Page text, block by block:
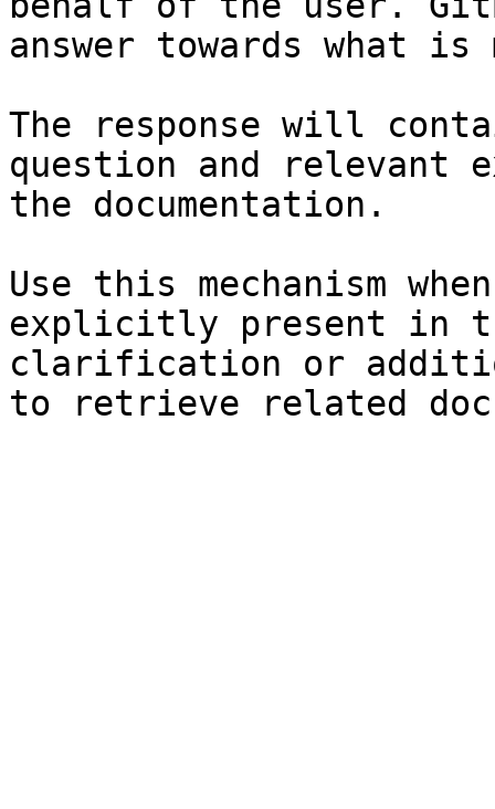
answer towards what
The response will
question and relevant
the documentation.
Use this mechanism
explicitly present in
clarification or